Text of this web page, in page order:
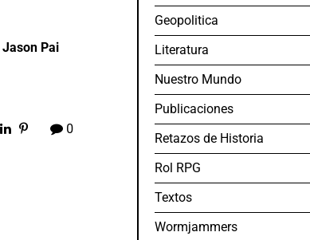
Jason Pai
0
Geopolitica
Literatura
Nuestro Mundo
Publicaciones
Retazos de Historia
Rol RPG
Textos
Wormjammers